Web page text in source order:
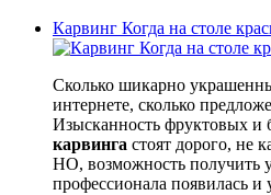
Карвинг Когда на столе
Сколько шикарно
интернете, сколько
Изысканность фруктовых и
карвинга стоят дорого, не
НО, возможность получить
профессионала появилась